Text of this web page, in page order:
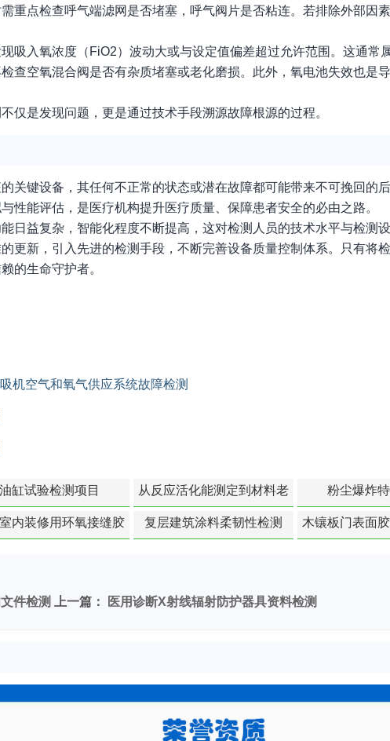
重点检查呼气端滤网是否堵塞，呼气阀片是否粘连。若排除外部因
吸入氧浓度（FiO2）波动大或与设定值偏差超过允许范围。这通常
查空氧混合阀是否有杂质堵塞或老化磨损。此外，氧电池失效也是
仅是发现问题，更是通过技术手段溯源故障根源的过程。
关键设备，其任何不正常的状态或潜在故障都可能带来不可挽回的
性能评估，是医疗机构提升医疗质量、保障患者安全的必由之路。
日益复杂，智能化程度不断提高，这对检测人员的技术水平与检测
更新，引入先进的检测手段，不断完善设备质量控制体系。只有将
的生命守护者。
机空气和氧气供应系统故障检测
油缸试验检测项目
从反应活化能测定到材料老
化寿命预测的经典模型
粉尘爆炸
内装修用环氧接缝胶
复层建筑涂料柔韧性检测 木镶板门表面
件检测 上一篇： 医用诊断X射线辐射防护器具资料检测